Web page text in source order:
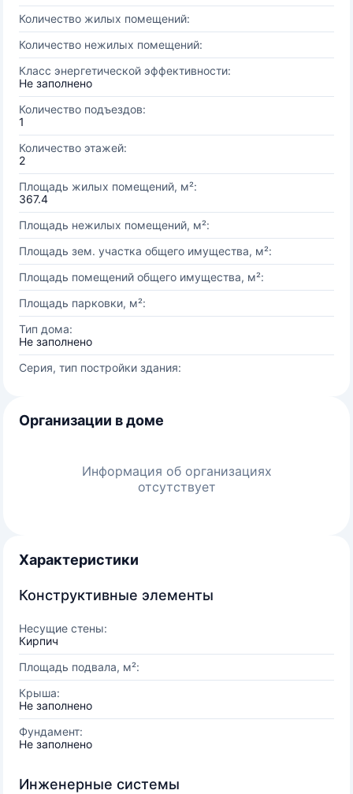
Количество жилых помещений:
Количество нежилых помещений:
Класс энергетической эффективности:
Не заполнено
Количество подъездов:
1
Количество этажей:
2
Площадь жилых помещений, м²:
367.4
Площадь нежилых помещений, м²:
Площадь зем. участка общего имущества, м²:
Площадь помещений общего имущества, м²:
Площадь парковки, м²:
Тип дома:
Не заполнено
Серия, тип постройки здания:
Организации в доме
Информация об организациях
отсутствует
Характеристики
Конструктивные элементы
Несущие стены:
Кирпич
Площадь подвала, м²:
Крыша:
Не заполнено
Фундамент:
Не заполнено
Инженерные системы